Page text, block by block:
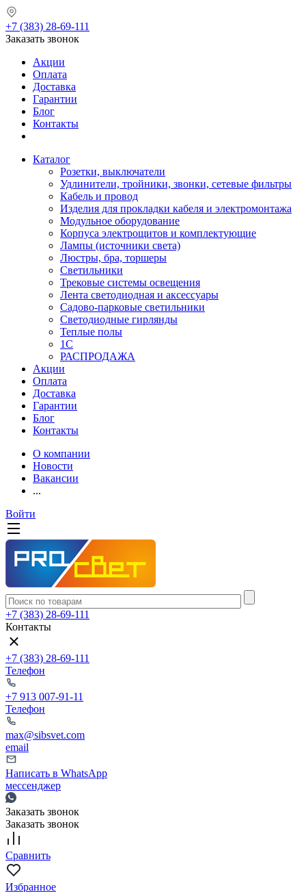
+7 (383) 28-69-111
Заказать звонок
Акции
Оплата
Доставка
Гарантии
Блог
Контакты
Каталог
Розетки, выключатели
Удлинители, тройники, звонки, сетевые фильтры
Кабель и провод
Изделия для прокладки кабеля и электромонтажа
Модульное оборудование
Корпуса электрощитов и комплектующие
Лампы (источники света)
Люстры, бра, торшеры
Светильники
Трековые системы освещения
Лента светодиодная и аксессуары
Садово-парковые светильники
Светодиодные гирлянды
Теплые полы
1С
РАСПРОДАЖА
Акции
Оплата
Доставка
Гарантии
Блог
Контакты
О компании
Новости
Вакансии
...
Войти
+7 (383) 28-69-111
Контакты
+7 (383) 28-69-111
Телефон
+7 913 007-91-11
Телефон
max@sibsvet.com
email
Написать в WhatsApp
мессенджер
Заказать звонок
Заказать звонок
Сравнить
Избранное